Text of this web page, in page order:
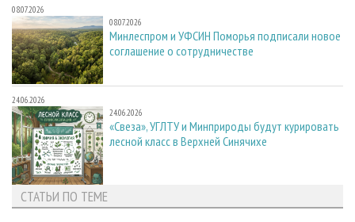
08.07.2026
08.07.2026
Минлеспром и УФСИН Поморья подписали новое
соглашение о сотрудничестве
24.06.2026
24.06.2026
«Свеза», УГЛТУ и Минприроды будут курировать
лесной класс в Верхней Синячихе
СТАТЬИ ПО ТЕМЕ